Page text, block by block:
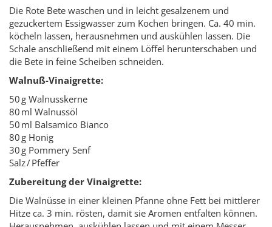
Die Rote Bete waschen und in leicht gesalzenem und
gezuckertem Essigwasser zum Kochen bringen. Ca. 40 min.
köcheln lassen, herausnehmen und auskühlen lassen. Die
Schale anschließend mit einem Löffel herunterschaben und
die Bete in feine Scheiben schneiden.
Walnuß-Vinaigrette:
50 g Walnusskerne
80 ml Walnussöl
50 ml Balsamico Bianco
80 g Honig
30 g Pommery Senf
Salz / Pfeffer
Zubereitung der Vinaigrette:
Die Walnüsse in einer kleinen Pfanne ohne Fett bei mittlerer
Hitze ca. 3 min. rösten, damit sie Aromen entfalten können.